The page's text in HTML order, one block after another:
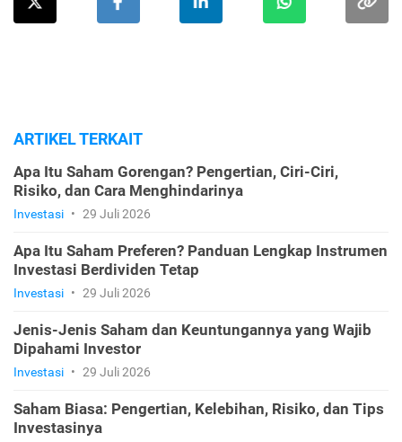
ARTIKEL TERKAIT
Apa Itu Saham Gorengan? Pengertian, Ciri-Ciri,
Risiko, dan Cara Menghindarinya
Investasi • 29 Juli 2026
Apa Itu Saham Preferen? Panduan Lengkap Instrumen
Investasi Berdividen Tetap
Investasi • 29 Juli 2026
Jenis-Jenis Saham dan Keuntungannya yang Wajib
Dipahami Investor
Investasi • 29 Juli 2026
Saham Biasa: Pengertian, Kelebihan, Risiko, dan Tips
Investasinya